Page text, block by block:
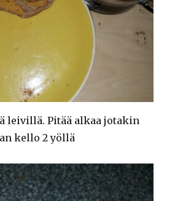
leivillä. Pitää alkaa jotakin
kello 2 yöllä